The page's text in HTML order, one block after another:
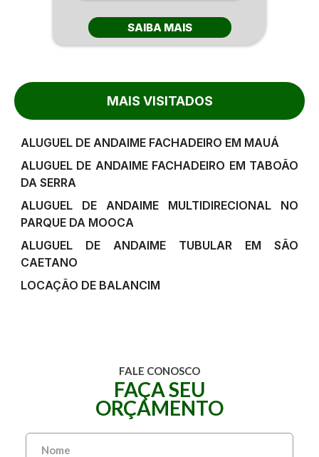
SAIBA MAIS
MAIS VISITADOS
ALUGUEL DE ANDAIME FACHADEIRO EM MAUÁ
ALUGUEL DE ANDAIME FACHADEIRO EM TABOÃO
DA SERRA
ALUGUEL DE ANDAIME MULTIDIRECIONAL NO
PARQUE DA MOOCA
ALUGUEL DE ANDAIME TUBULAR EM SÃO
CAETANO
LOCAÇÃO DE BALANCIM
FALE CONOSCO
FAÇA SEU
ORÇAMENTO